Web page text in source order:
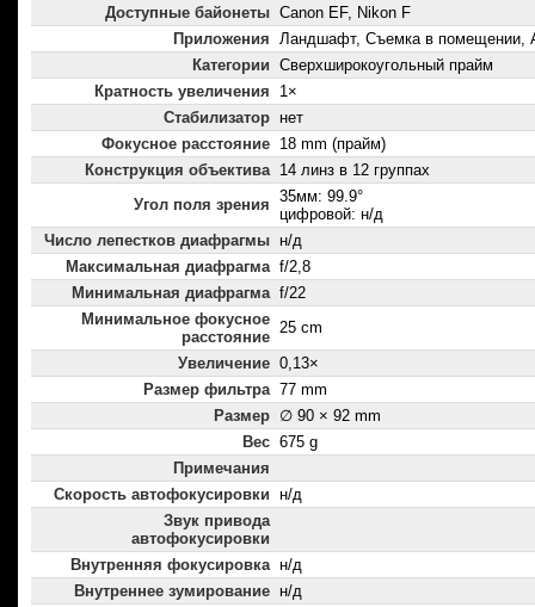
Доступные байонеты Canon EF, Nikon F
Приложения Ландшафт, Съемка в помещении,
Категории Сверхширокоугольный прайм
Кратность увеличения
1×
Стабилизатор нет
Фокусное расстояние 18 mm (прайм)
Конструкция объектива 14 линз в 12 группах
Угол поля зрения 35мм: 99.9°
цифровой: н/д
Число лепестков диафрагмы н/д
Максимальная диафрагма f/2,8
Минимальная диафрагма f/22
Минимальное фокусное
расстояние
25 cm
Увеличение 0,13×
Размер фильтра 77 mm
Размер ∅ 90 × 92 mm
Вес 675 g
Примечания
Скорость автофокусировки н/д
Звук привода
автофокусировки
Внутренняя фокусировка н/д
Внутреннее зумирование н/д